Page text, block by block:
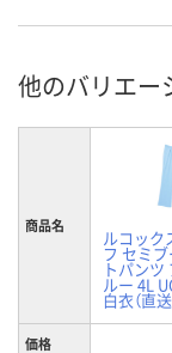
他のバリエー
商品名
ルコック
フ セミ
トパンツ
ルー 4L
白衣（直送
価格